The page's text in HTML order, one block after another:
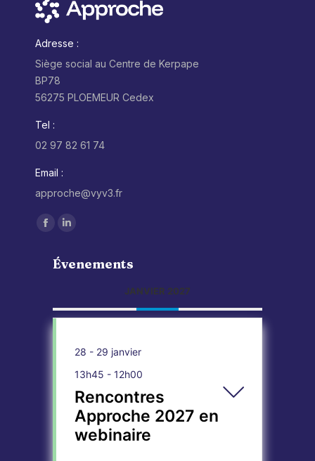
Adresse :
Siège social au Centre de Kerpape
BP78
56275 PLOEMEUR Cedex
Tel :
02 97 82 61 74
Email :
approche@vyv3.fr
Trouvez nous sur :
Facebook
opens
window
opens
window
Évenements
JANVIER 2027
28 - 29 janvier
13h45 - 12h00
Rencontres
Approche 2027 en
webinaire